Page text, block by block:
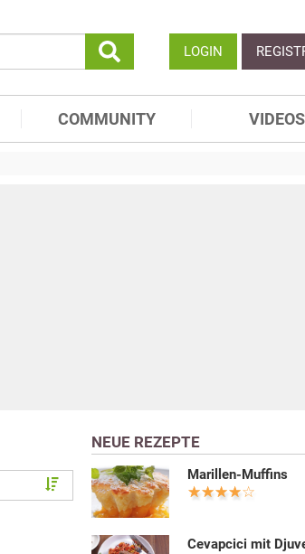
LOGIN
COMMUNITY VIDEOS
NEUE REZEPTE
Marillen-Muffins
Cevapcici mit